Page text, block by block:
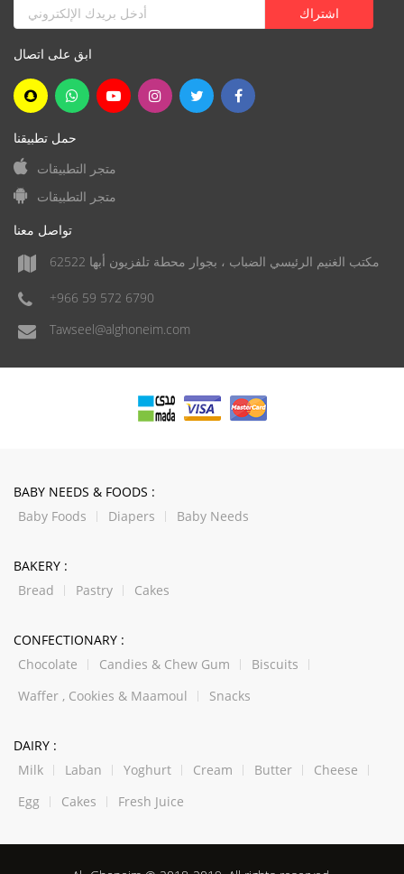
ابق على اتصال
حمل تطبيقنا
متجر التطبيقات
متجر التطبيقات
تواصل معنا
مكتب الغنيم الرئيسي الضباب ، بجوار محطة تلفزيون أبها 62522
+966 59 572 6790
Tawseel@alghoneim.com
BABY NEEDS & FOODS :
Baby Foods
Diapers Baby Needs
BAKERY :
Bread
Pastry Cakes
CONFECTIONARY :
Chocolate
Candies & Chew Gum
Biscuits
Waffer , Cookies & Maamoul
Snacks
DAIRY :
Milk
Laban Yoghurt Cream Butter
Cheese
Egg
Cakes Fresh Juice